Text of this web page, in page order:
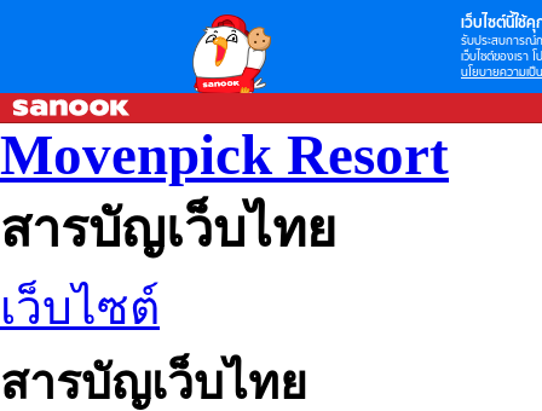
เว็บไซต์นี้ใช้คุ
รับประสบการณ์
เว็บไซต์ของเรา
นโยบายความเป็
Movenpick Resort
สารบัญเว็บไทย
เว็บไซต์
สารบัญเว็บไทย